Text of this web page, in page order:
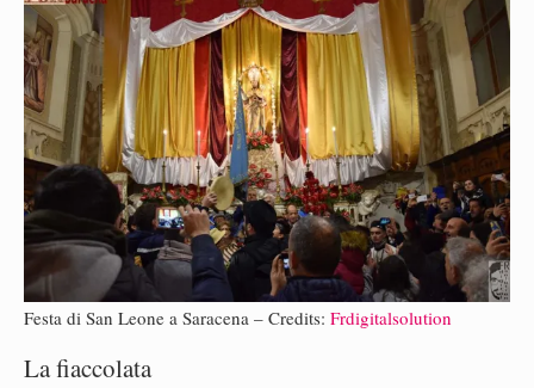
Festa di San Leone a Saracena – Credits: Frdigitalsolution
La fiaccolata